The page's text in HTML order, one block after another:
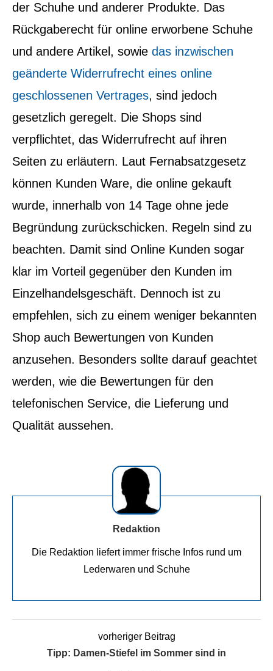
der Schuhe und anderer Produkte. Das
Rückgaberecht für online erworbene Schuhe
und andere Artikel, sowie das inzwischen
geänderte Widerrufrecht eines online
geschlossenen Vertrages, sind jedoch
gesetzlich geregelt. Die Shops sind
verpflichtet, das Widerrufrecht auf ihren
Seiten zu erläutern. Laut Fernabsatzgesetz
können Kunden Ware, die online gekauft
wurde, innerhalb von 14 Tage ohne jede
Begründung zurückschicken. Regeln sind zu
beachten. Damit sind Online Kunden sogar
klar im Vorteil gegenüber den Kunden im
Einzelhandelsgeschäft. Dennoch ist zu
empfehlen, sich zu einem weniger bekannten
Shop auch Bewertungen von Kunden
anzusehen. Besonders sollte darauf geachtet
werden, wie die Bewertungen für den
telefonischen Service, die Lieferung und
Qualität aussehen.
Redaktion
Die Redaktion liefert immer frische Infos rund um
Lederwaren und Schuhe
vorheriger Beitrag
Tipp: Damen-Stiefel im Sommer sind in